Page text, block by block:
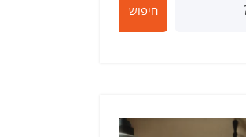
חיפוש